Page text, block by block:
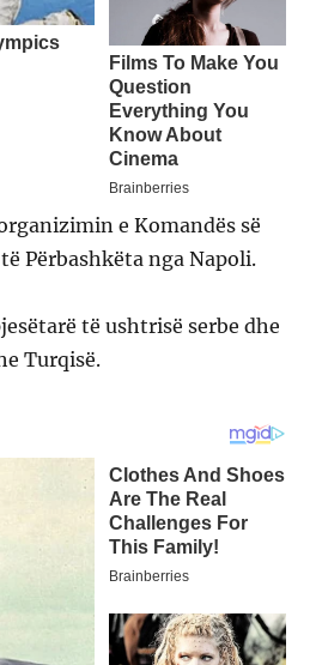
e Komandës së
Përbashkëta nga Napoli.
të ushtrisë serbe dhe
Turqisë.